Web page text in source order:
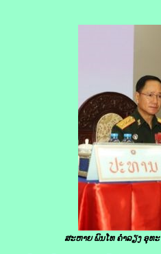
ສະຫາຍ ພົນໂທ ຄໍາລຽງ ອຸທ